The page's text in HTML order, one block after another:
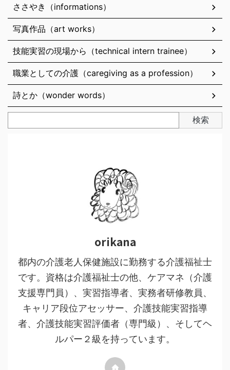
ささやき（informations）
写真作品（art works）
技能実習の現場から（technical intern trainee）
職業としての介護（caregiving as a profession）
詩とか（wonder words）
検索
orikana
都内の介護老人保健施設に勤務する介護福祉士
です。資格は介護福祉士の他、ケアマネ（介護
支援専門員）、実習指導者、実務者研修教員、
キャリア段位アセッサー、介護技能実習指導
者、介護技能実習評価者（専門級）、そしてヘ
ルパー２級を持っています。